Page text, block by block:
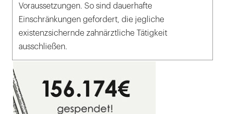
Voraussetzungen. So sind dauerhafte
Einschränkungen gefordert, die jegliche
existenzsichernde zahnärztliche Tätigkeit
ausschließen.